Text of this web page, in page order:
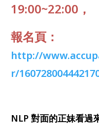
19:00~22:00，
報名頁：
http://
r/
NLP 對面的正妹看過